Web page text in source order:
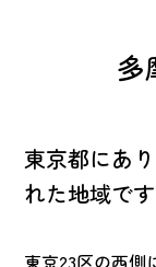
多
東京都にあ
れた地域です
東京23区の西側